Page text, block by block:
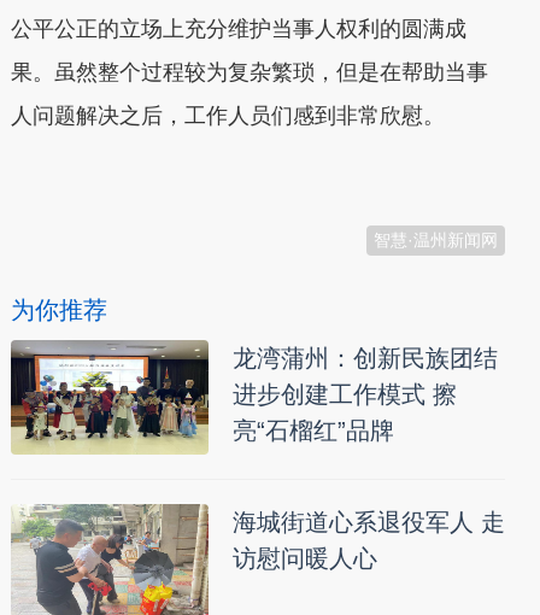
公平公正的立场上充分维护当事人权利的圆满成
果。虽然整个过程较为复杂繁琐，但是在帮助当事
人问题解决之后，工作人员们感到非常欣慰。
智慧·温州新闻网
为你推荐
龙湾蒲州：创新民族团结
进步创建工作模式 擦
亮“石榴红”品牌
海城街道心系退役军人 走
访慰问暖人心